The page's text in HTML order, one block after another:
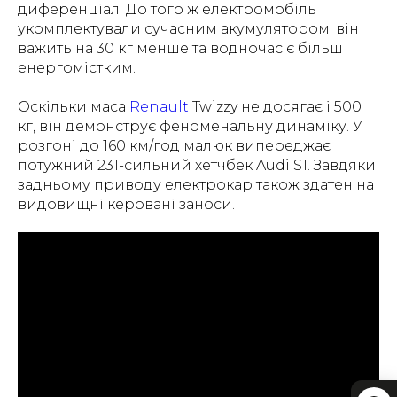
диференціал. До того ж електромобіль
укомплектували сучасним акумулятором: він
важить на 30 кг менше та водночас є більш
енергомістким.
Оскільки маса Renault Twizzy не досягає і 500
кг, він демонструє феноменальну динаміку. У
розгоні до 160 км/год малюк випереджає
потужний 231-сильний хетчбек Audi S1. Завдяки
задньому приводу електрокар також здатен на
видовищні керовані заноси.